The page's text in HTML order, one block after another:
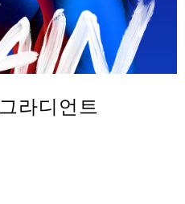
라디언트